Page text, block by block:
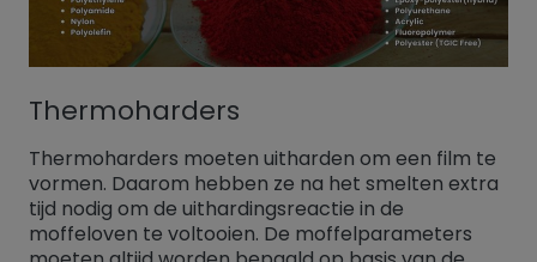
Thermoharders
Thermoharders moeten uitharden om een film te
vormen. Daarom hebben ze na het smelten extra
tijd nodig om de uithardingsreactie in de
moffeloven te voltooien. De moffelparameters